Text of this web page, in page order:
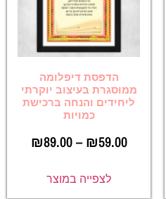
הדפסת דיפלומה
ממוסגרת בעיצוב יוקרתי
ליחידים והנחה ברכישת
כמויות
₪59.00
–
₪89.00
לצפייה במוצר